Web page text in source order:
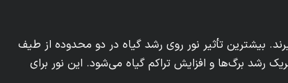
بیشترین تأثیر نور روی رشد گیاه در دو محدوده از طیف
نور آبی با طول موج بین ۴۰۰ تا ۵۰۰ نانومتر باعث تحریک رشد برگ‌ها و افزایش تراکم گیاه می‌شود. این نور برای